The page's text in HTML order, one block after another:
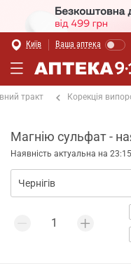
Київ Ваша аптека
тракт Корекція
Магнію сульфат -
Наявність актуальна на 23:15